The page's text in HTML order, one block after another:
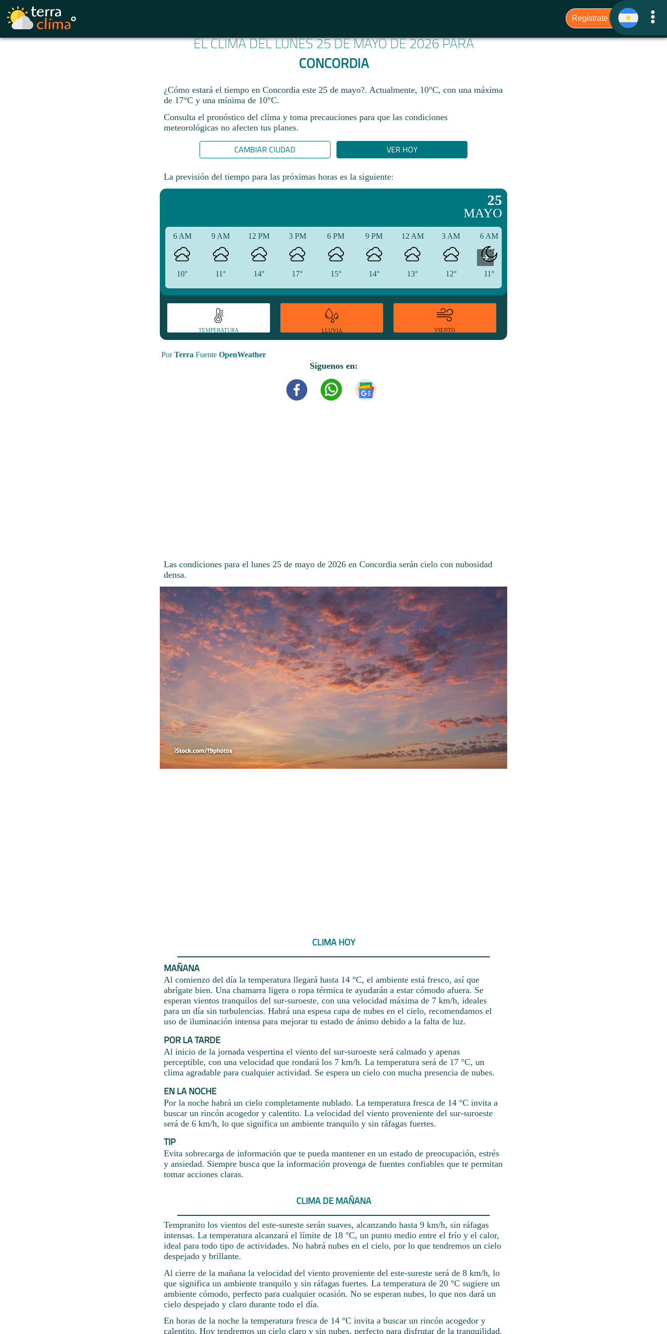
EL CLIMA DEL LUNES 25 DE MAYO DE 2026 PARA
CONCORDIA
¿Cómo estará el tiempo en Concordia este 25 de mayo?. Actualmente, 10°C, con una máxima
de 17°C y una mínima de 10°C.
Consulta el pronóstico del clima y toma precauciones para que las condiciones
meteorológicas no afecten tus planes.​
CAMBIAR CIUDAD VER HOY
La previsión del tiempo para las próximas horas es la siguiente:
25
MAYO
6 AM
10°
9 AM
11°
12 PM
14°
3 PM
17°
6 PM
15°
9 PM
14°
12 AM
13°
3 AM
12°
6 AM
11°
TEMPERATURA LLUVIA VIENTO
PorTerra Fuente OpenWeather
Síguenos en:
Las condiciones para el lunes 25 de mayo de 2026 en Concordia serán cielo con nubosidad
densa.
CLIMA HOY
MAÑANA
Al comienzo del día la temperatura llegará hasta 14 °C, el ambiente está fresco, así que
abrígate bien. Una chamarra ligera o ropa térmica te ayudarán a estar cómodo afuera. Se
esperan vientos tranquilos del sur-suroeste, con una velocidad máxima de 7 km/h, ideales
para un día sin turbulencias. Habrá una espesa capa de nubes en el cielo, recomendamos el
uso de iluminación intensa para mejorar tu estado de ánimo debido a la falta de luz.
POR LA TARDE
Al inicio de la jornada vespertina el viento del sur-suroeste será calmado y apenas
perceptible, con una velocidad que rondará los 7 km/h. La temperatura será de 17 °C, un
clima agradable para cualquier actividad. Se espera un cielo con mucha presencia de nubes.
EN LA NOCHE
Por la noche habrá un cielo completamente nublado. La temperatura fresca de 14 °C invita a
buscar un rincón acogedor y calentito. La velocidad del viento proveniente del sur-suroeste
será de 6 km/h, lo que significa un ambiente tranquilo y sin ráfagas fuertes.
TIP
Evita sobrecarga de información que te pueda mantener en un estado de preocupación, estrés
y ansiedad. Siempre busca que la información provenga de fuentes confiables que te permitan
tomar acciones claras.
CLIMA DE MAÑANA
Tempranito los vientos del este-sureste serán suaves, alcanzando hasta 9 km/h, sin ráfagas
intensas. La temperatura alcanzará el límite de 18 °C, un punto medio entre el frío y el calor,
ideal para todo tipo de actividades. No habrá nubes en el cielo, por lo que tendremos un cielo
despejado y brillante.
Al cierre de la mañana la velocidad del viento proveniente del este-sureste será de 8 km/h, lo
que significa un ambiente tranquilo y sin ráfagas fuertes. La temperatura de 20 °C sugiere un
ambiente cómodo, perfecto para cualquier ocasión. No se esperan nubes, lo que nos dará un
cielo despejado y claro durante todo el día.
En horas de la noche la temperatura fresca de 14 °C invita a buscar un rincón acogedor y
calentito. Hoy tendremos un cielo claro y sin nubes, perfecto para disfrutar de la tranquilidad.